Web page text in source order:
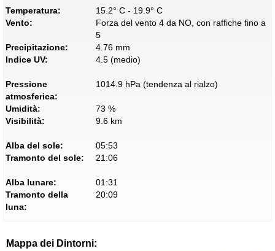
Temperatura:
15.2° C - 19.9° C
Vento:
Forza del vento 4 da NO, con raffiche fino a
5
Precipitazione:
4.76 mm
Indice UV:
4.5 (medio)
Pressione
atmosferica:
1014.9 hPa (tendenza al rialzo)
Umidità:
73 %
Visibilità:
9.6 km
Alba del sole:
05:53
Tramonto del sole:
21:06
Alba lunare:
01:31
Tramonto della
luna:
20:09
Mappa dei Dintorni: